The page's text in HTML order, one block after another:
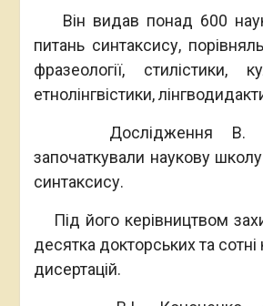
Він видав понад 600
питань синтаксису,
фразеології, стилістики,
етнолінгвістики,
Дослідження В. І.
започаткували наукову
синтаксису.
Під його керівництвом
десятка докторських та
дисертацій.